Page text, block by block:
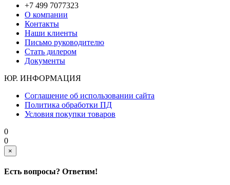
+7 499 7077323
О компании
Контакты
Наши клиенты
Письмо руководителю
Стать дилером
Документы
ЮР. ИНФОРМАЦИЯ
Соглашение об использовании сайта
Политика обработки ПД
Условия покупки товаров
0
0
×
Есть вопросы? Ответим!